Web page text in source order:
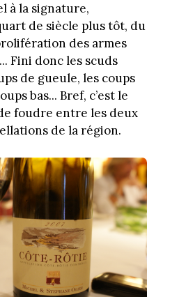
à la signature,
de siècle plus tôt, du
des armes
Fini donc les scuds
de gueule, les coups
bas... Bref, c’est le
foudre entre les deux
de la région.